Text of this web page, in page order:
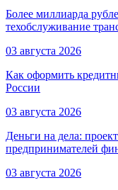
Более миллиарда
техобслуживание
03 августа 2026
Как оформить
России
03 августа 2026
Деньги на дела:
предпринимателей
03 августа 2026